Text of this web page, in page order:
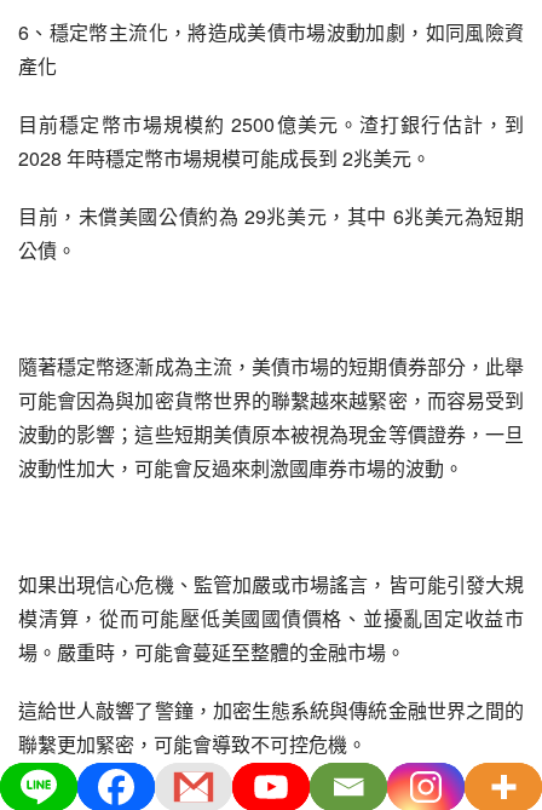
6、穩定幣主流化，將造成美債市場波動加劇，如同風險資
產化
目前穩定幣市場規模約 2500億美元。渣打銀行估計，到
2028 年時穩定幣市場規模可能成長到 2兆美元。
目前，未償美國公債約為 29兆美元，其中 6兆美元為短期
公債。
隨著穩定幣逐漸成為主流，美債市場的短期債券部分，此舉
可能會因為與加密貨幣世界的聯繫越來越緊密，而容易受到
波動的影響；這些短期美債原本被視為現金等價證券，一旦
波動性加大，可能會反過來刺激國庫券市場的波動。
如果出現信心危機、監管加嚴或市場謠言，皆可能引發大規
模清算，從而可能壓低美國國債價格、並擾亂固定收益市
場。嚴重時，可能會蔓延至整體的金融市場。
這給世人敲響了警鐘，加密生態系統與傳統金融世界之間的
聯繫更加緊密，可能會導致不可控危機。